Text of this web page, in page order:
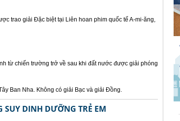
trao giải Đặc biệt tại Liên hoan phim quốc tế A-mi-ăng,
từ chiến trường trở về sau khi đất nước được giải phóng
Ban Nha. Không có giải Bạc và giải Đồng.
SUY DINH DƯỠNG TRẺ EM